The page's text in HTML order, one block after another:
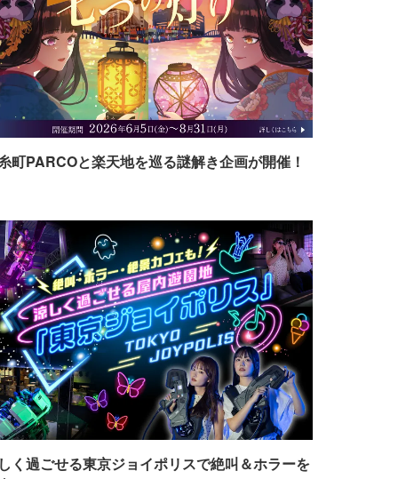
町PARCOと楽天地を巡る謎解き企画が開催！
く過ごせる東京ジョイポリスで絶叫＆ホラーを